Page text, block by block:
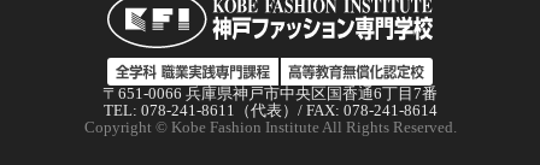
〒651-0066 兵庫県神戸市中央区国香通6丁目7番
TEL: 078-241-8611（代表）/ FAX: 078-241-8614
Copyright © Kobe Fashion Institute All Rights Reserved.